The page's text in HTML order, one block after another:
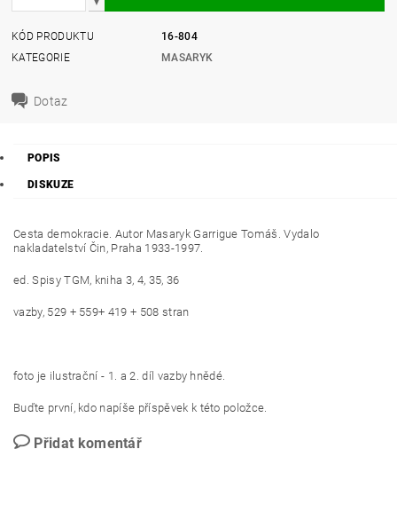
KÓD PRODUKTU
16-804
KATEGORIE
MASARYK
Dotaz
POPIS
DISKUZE
Cesta demokracie. Autor Masaryk Garrigue Tomáš. Vydalo
nakladatelství Čin, Praha 1933-1997.
ed.Spisy TGM, kniha 3, 4, 35, 36
vazby, 529 + 559+ 419 + 508 stran
foto je ilustrační - 1. a 2. díl vazby hnědé.
Buďte první, kdo napíše příspěvek k této položce.
Přidat komentář